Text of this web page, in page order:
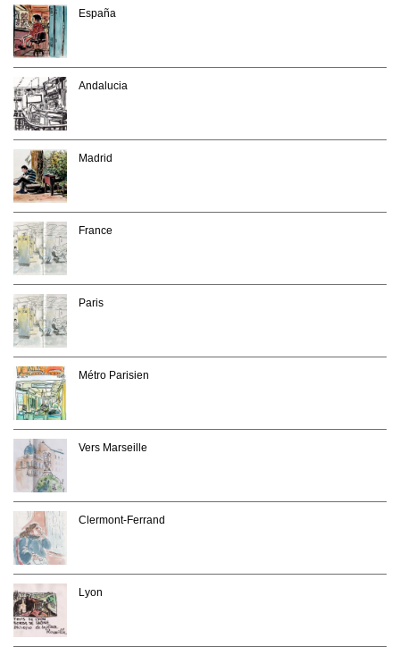
España
Andalucia
Madrid
France
Paris
Métro Parisien
Vers Marseille
Clermont-Ferrand
Lyon